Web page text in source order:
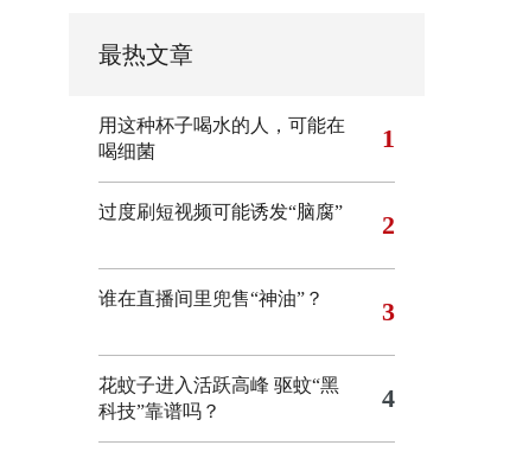
最热文章
用这种杯子喝水的人，可能在
喝细菌
1
过度刷短视频可能诱发“脑腐” 2
谁在直播间里兜售“神油”？ 3
花蚊子进入活跃高峰 驱蚊“黑
科技”靠谱吗？
4